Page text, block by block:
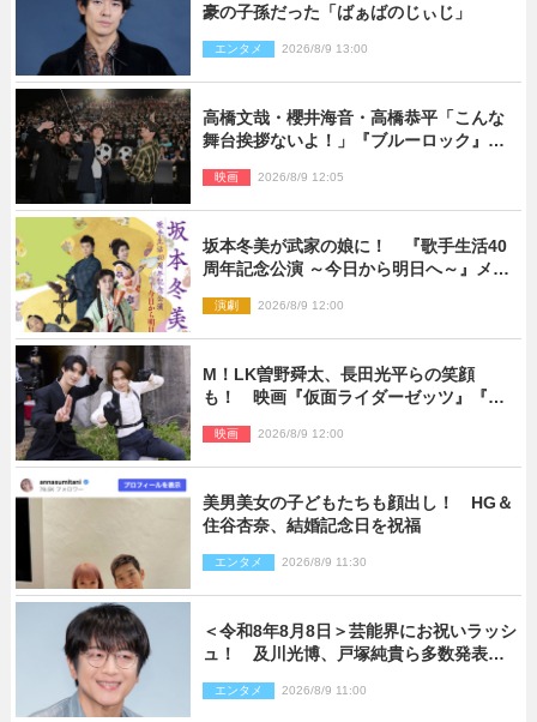
豪の子孫だった「ばぁばのじぃじ」
エンタメ 2026/8/9 13:00
高橋文哉・櫻井海音・高橋恭平「こんな
舞台挨拶ないよ！」『ブルーロック』自
映画 2026/8/9 12:05
坂本冬美が武家の娘に！ 『歌手生活40
周年記念公演 ～今日から明日へ～』メイ
演劇 2026/8/9 12:00
M！LK曽野舜太、長田光平らの笑顔
も！ 映画『仮面ライダーゼッツ』『超
ショット到着
映画 2026/8/9 12:00
美男美女の子どもたちも顔出し！ HG＆
住谷杏奈、結婚記念日を祝福
エンタメ 2026/8/9 11:30
＜令和8年8月8日＞芸能界にお祝いラッシ
ュ！ 及川光博、戸塚純貴ら多数発表結
エンタメ 2026/8/9 11:00